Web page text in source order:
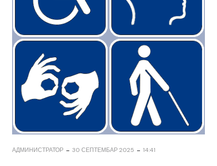
АДМИНИСТРАТОР - 30 СЕПТЕМБАР 2025 - 14:41